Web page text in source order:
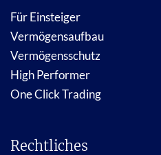
Für Einsteiger
Vermögensaufbau
Vermögensschutz
High Performer
One Click Trading
Rechtliches